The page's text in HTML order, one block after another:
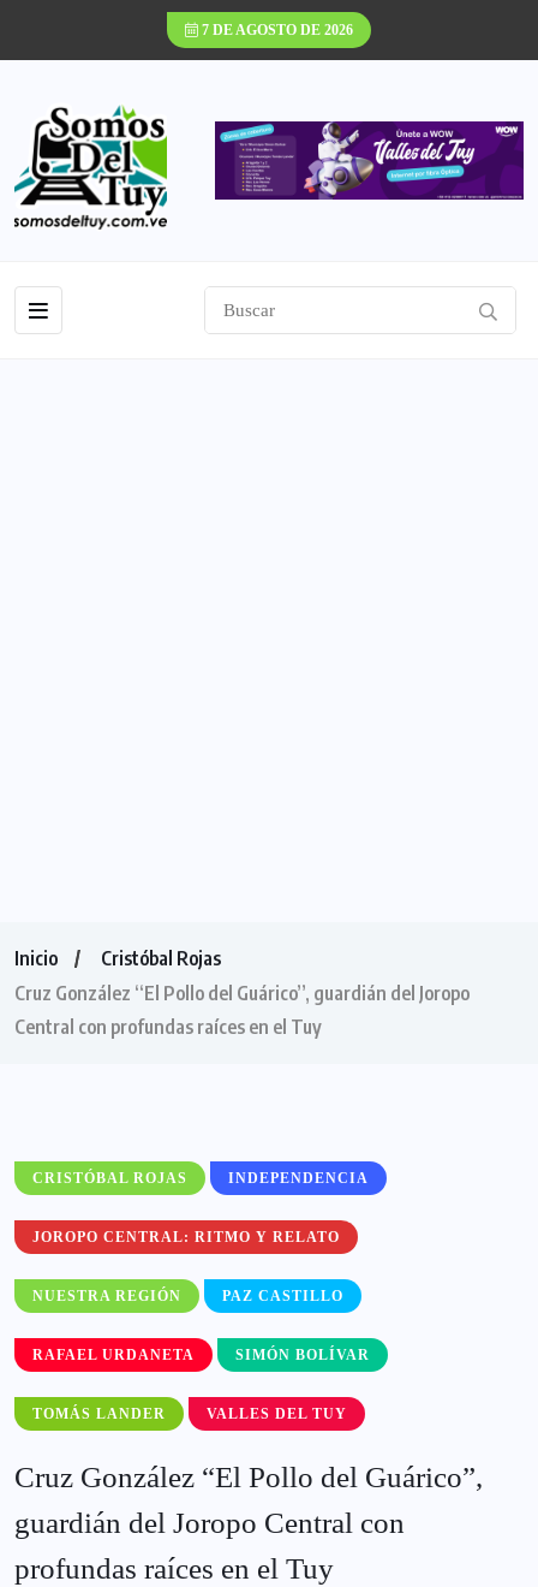
7 DE AGOSTO DE 2026
Inicio
Cristóbal Rojas
Cruz González “El Pollo del Guárico”, guardián del Joropo
Central con profundas raíces en el Tuy
CRISTÓBAL ROJAS INDEPENDENCIA
JOROPO CENTRAL: RITMO Y RELATO
NUESTRA REGIÓN PAZ CASTILLO
RAFAEL URDANETA SIMÓN BOLÍVAR
TOMÁS LANDER VALLES DEL TUY
Cruz González “El Pollo del Guárico”,
guardián del Joropo Central con
profundas raíces en el Tuy